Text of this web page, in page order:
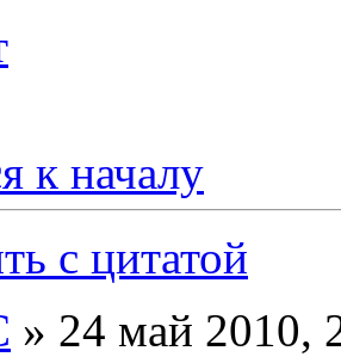
к началу
с цитатой
» 24 май 2010,